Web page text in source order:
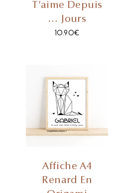
T’aime Depuis
… Jours
10.90€
Affiche A4
Renard En